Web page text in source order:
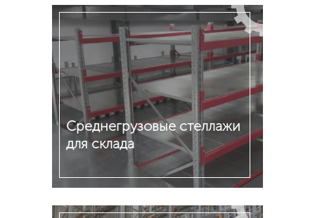
Среднегрузовые стеллажи
для склада
Подробнее